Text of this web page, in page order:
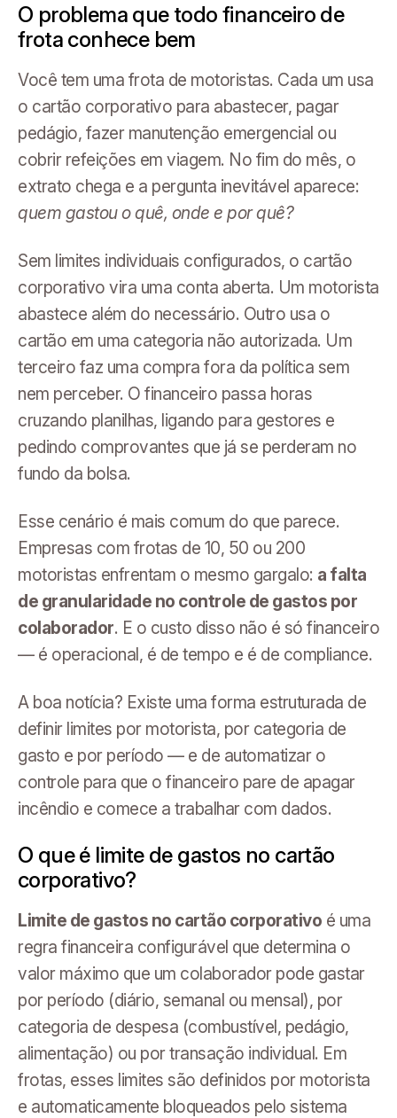
O problema que todo financeiro de
frota conhece bem
Você tem uma frota de motoristas. Cada um usa
o cartão corporativo para abastecer, pagar
pedágio, fazer manutenção emergencial ou
cobrir refeições em viagem. No fim do mês, o
extrato chega e a pergunta inevitável aparece:
quem gastou o quê, onde e por quê?
Sem limites individuais configurados, o cartão
corporativo vira uma conta aberta. Um motorista
abastece além do necessário. Outro usa o
cartão em uma categoria não autorizada. Um
terceiro faz uma compra fora da política sem
nem perceber. O financeiro passa horas
cruzando planilhas, ligando para gestores e
pedindo comprovantes que já se perderam no
fundo da bolsa.
Esse cenário é mais comum do que parece.
Empresas com frotas de 10, 50 ou 200
motoristas enfrentam o mesmo gargalo: a falta
de granularidade no controle de gastos por
colaborador. E o custo disso não é só financeiro
— é operacional, é de tempo e é de compliance.
A boa notícia? Existe uma forma estruturada de
definir limites por motorista, por categoria de
gasto e por período — e de automatizar o
controle para que o financeiro pare de apagar
incêndio e comece a trabalhar com dados.
O que é limite de gastos no cartão
corporativo?
Limite de gastos no cartão corporativo é uma
regra financeira configurável que determina o
valor máximo que um colaborador pode gastar
por período (diário, semanal ou mensal), por
categoria de despesa (combustível, pedágio,
alimentação) ou por transação individual. Em
frotas, esses limites são definidos por motorista
e automaticamente bloqueados pelo sistema